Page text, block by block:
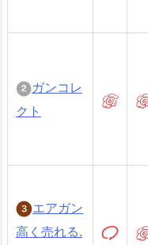
ガンコレ
クト
エアガン
高く売れる.